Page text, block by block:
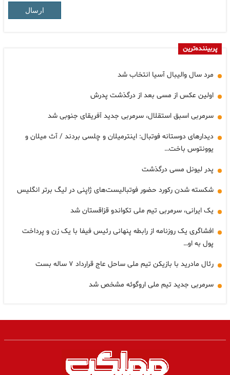
ارسال
پربیننده‌ترین
مرد سال والیبال آسیا انتخاب شد
اولین عکس از مسی بعد از درگذشت پدرش
سرمربی اسبق استقلال، سرمربی جدید آفریقای جنوبی شد
دیدارهای دوستانه فوتبال: اینترمیلان و چلسی بردند / آث میلان و
یوونتوس باخت…
پدر لیونل مسی درگذشت
شکسته شدن رکورد حضور فوتبالیست‌های ژاپنی در لیگ برتر انگلیس
یک ایرانی، سرمربی تیم ملی تکواندو قزاقستان شد
افشاگری یک روزنامه از رابطه پنهانی رئیس فیفا با یک زن و پرداخت
پول به او…
رئال مادرید با بازیکن تیم ملی ساحل عاج قرارداد ۷ ساله بست
سرمربی جدید تیم ملی اروگوئه مشخص شد